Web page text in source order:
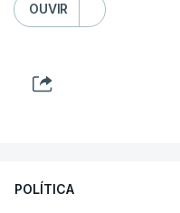
OUVIR
POLÍTICA